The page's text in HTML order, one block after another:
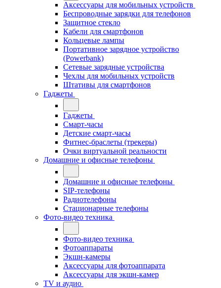
Аксессуары для мобильных устройств
Беспроводные зарядки для телефонов
Защитное стекло
Кабели для смартфонов
Кольцевые лампы
Портативное зарядное устройство
(Powerbank)
Сетевые зарядные устройства
Чехлы для мобильных устройств
Штативы для смартфонов
Гаджеты
Гаджеты
Смарт-часы
Детские смарт-часы
Фитнес-браслеты (трекеры)
Очки виртуальной реальности
Домашние и офисные телефоны
Домашние и офисные телефоны
SIP-телефоны
Радиотелефоны
Стационарные телефоны
Фото-видео техника
Фото-видео техника
Фотоаппараты
Экшн-камеры
Аксессуары для фотоаппарата
Аксессуары для экшн-камер
TV и аудио